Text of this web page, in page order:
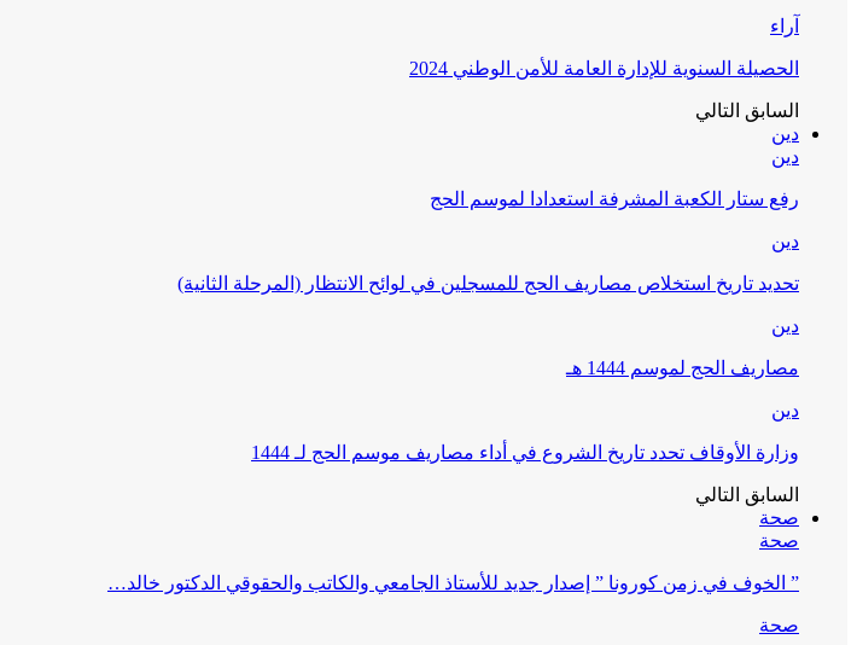
آراء
الحصيلة السنوية للإدارة العامة للأمن الوطني 2024
السابق التالي
دين
دين
رفع ستار الكعبة المشرفة استعدادا لموسم الحج
دين
تحديد تاريخ استخلاص مصاريف الحج للمسجلين في لوائح الانتظار (المرحلة الثانية)
دين
مصاريف الحج لموسم 1444 هـ
دين
وزارة الأوقاف تحدد تاريخ الشروع في أداء مصاريف موسم الحج لـ 1444
السابق التالي
صحة
صحة
” الخوف في زمن كورونا ” إصدار جديد للأستاذ الجامعي والكاتب والحقوقي الدكتور خالد…
صحة